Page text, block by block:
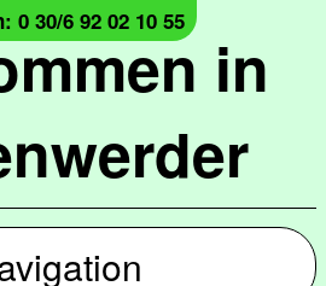
in
0 30/6 92 02 10 55